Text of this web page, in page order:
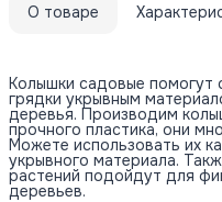
О товаре
Колышки садовые помогут
грядки укрывным
деревья. Производим
прочного пластика, они
Можете использовать их
укрывного материала.
растений подойдут для
деревьев.